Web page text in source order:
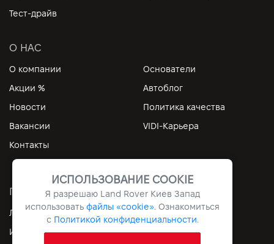
Тест-драйв
О НАС
О компании
Основатели
Акции %
Автоблог
Новости
Политика качества
Вакансии
VIDI-Карьера
Контакты
ПОЛЕЗНЫЕ ССЫЛКИ
Личный кабинет
Контакты
Информация
Архив
ИСПОЛЬЗОВАНИЕ COOKIE
Я разрешаю Land Rover Киев Запад
использовать файлы «cookie». Ознакомиться
с Политикой конфиденциальности.